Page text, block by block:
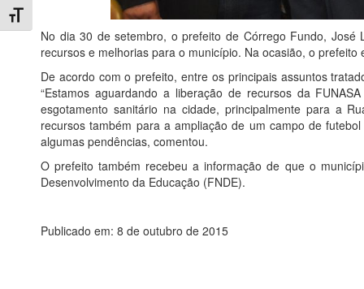
Toggle Font size
No dia 30 de setembro, o prefeito de Córrego Fundo,
recursos e melhorias para o município. Na ocasião, o
De acordo com o prefeito, entre os principais assuntos
“Estamos aguardando a liberação de recursos da
esgotamento sanitário na cidade, principalmente para a
recursos também para a ampliação de um campo de
algumas pendências, comentou.
O prefeito também recebeu a informação de que o
Desenvolvimento da Educação (FNDE).
Publicado em: 8 de outubro de 2015